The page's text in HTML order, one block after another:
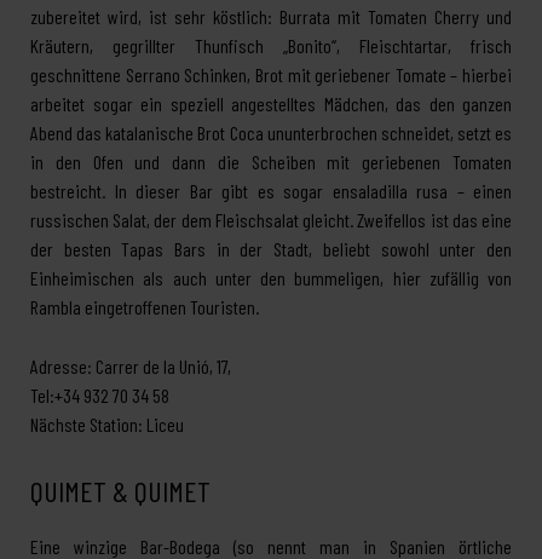
zubereitet wird, ist sehr köstlich: Burrata mit Tomaten Cherry und
Kräutern, gegrillter Thunfisch „Bonito“, Fleischtartar, frisch
geschnittene Serrano Schinken, Brot mit geriebener Tomate – hierbei
arbeitet sogar ein speziell angestelltes Mädchen, das den ganzen
Abend das katalanische Brot Coca ununterbrochen schneidet, setzt es
in den Ofen und dann die Scheiben mit geriebenen Tomaten
bestreicht. In dieser Bar gibt es sogar ensaladilla rusa – einen
russischen Salat, der dem Fleischsalat gleicht. Zweifellos ist das eine
der besten Tapas Bars in der Stadt, beliebt sowohl unter den
Einheimischen als auch unter den bummeligen, hier zufällig von
Rambla eingetroffenen Touristen.
Adresse: Carrer de la Unió, 17,
Tel:+34 932 70 34 58
Nächste Station: Liceu
QUIMET & QUIMET
Eine winzige Bar-Bodega (so nennt man in Spanien örtliche